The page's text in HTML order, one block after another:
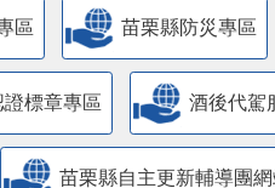
區 苗栗縣防災專區
標章專區 酒後代駕
苗栗縣自主更新輔導團